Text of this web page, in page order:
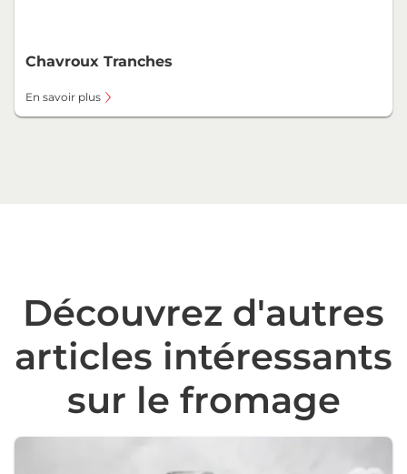
Chavroux Tranches
En savoir plus
Découvrez d'autres
articles intéressants
sur le fromage